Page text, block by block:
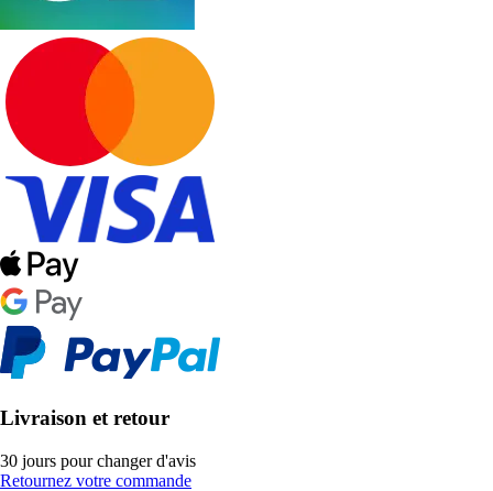
Livraison et retour
30 jours pour changer d'avis
Retournez votre commande